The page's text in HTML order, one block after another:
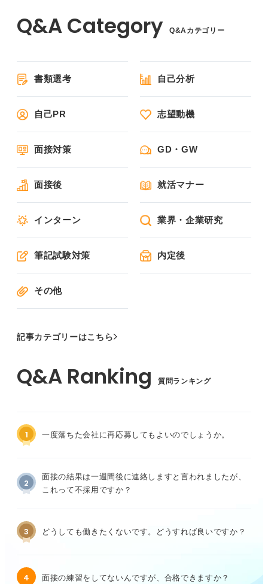
Q&Aカテゴリー
書類選考 自己分析
自己PR 志望動機
面接対策 GD・GW
面接後 就活マナー
インターン 業界・企業研究
筆記試験対策 内定後
その他
記事カテゴリーはこちら
質問ランキング
1 一度落ちた会社に再応募してもよいのでしょうか。
2
面接の結果は一週間後に連絡しますと言われましたが、
これって不採用ですか？
3 どうしても働きたくないです。どうすれば良いですか？
4 面接の練習をしてないんですが、合格できますか？